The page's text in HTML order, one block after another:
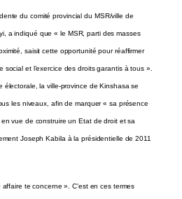
du comité provincial du MSR/ville de
a indiqué que « le MSR, parti des masses
saisit cette opportunité pour réaffirmer
et l’exercice des droits garantis à tous ».
électorale, la ville-province de Kinshasa se
les niveaux, afin de marquer « sa présence
vue de construire un Etat de droit et sa
Joseph Kabila à la présidentielle de 2011
te concerne ». C’est en ces termes